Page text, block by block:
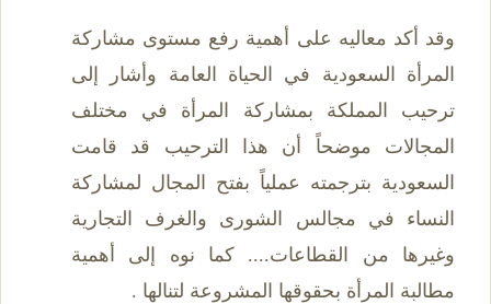
وقد أكد معاليه على أهمية رفع مستوى مشاركة
المرأة السعودية في الحياة العامة وأشار إلى
ترحيب المملكة بمشاركة المرأة في مختلف
المجالات موضحاً أن هذا الترحيب قد قامت
السعودية بترجمته عملياً بفتح المجال لمشاركة
النساء في مجالس الشورى والغرف التجارية
وغيرها من القطاعات.... كما نوه إلى أهمية
مطالبة المرأة بحقوقها المشروعة لتنالها .